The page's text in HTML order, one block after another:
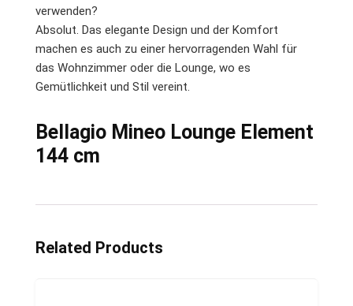
verwenden?
Absolut. Das elegante Design und der Komfort
machen es auch zu einer hervorragenden Wahl für
das Wohnzimmer oder die Lounge, wo es
Gemütlichkeit und Stil vereint.
Bellagio Mineo Lounge Element
144 cm
Related Products